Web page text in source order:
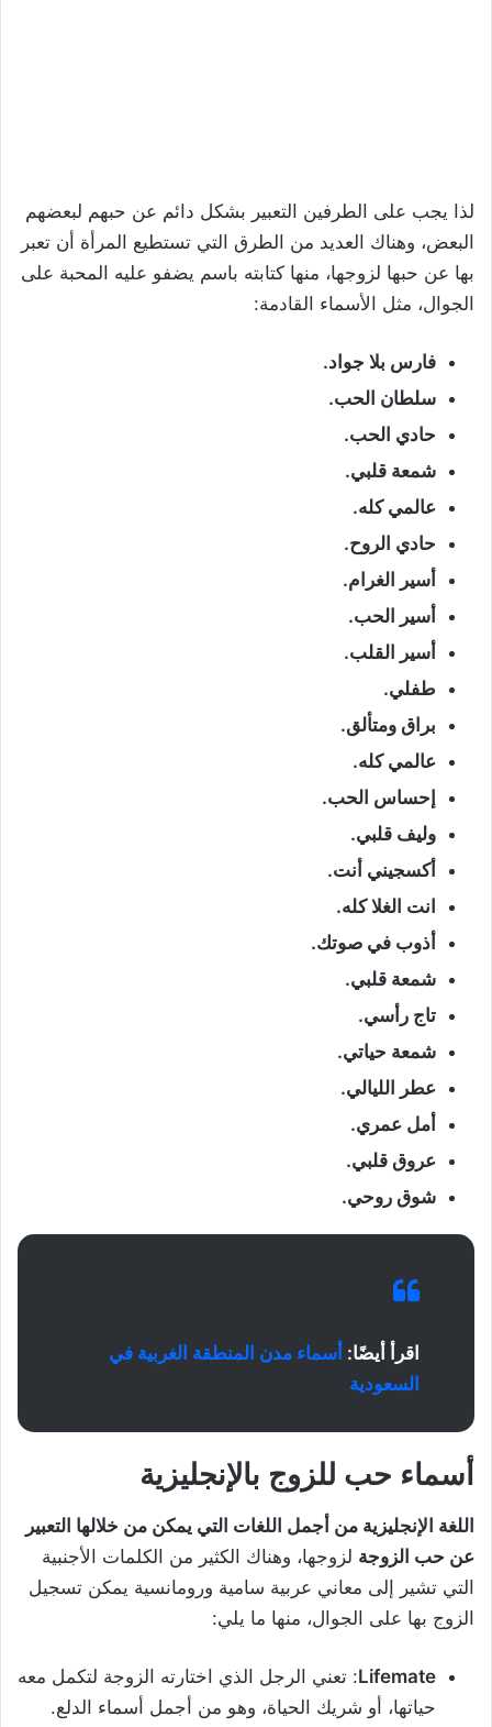
لذا يجب على الطرفين التعبير بشكل دائم عن حبهم لبعضهم
البعض، وهناك العديد من الطرق التي تستطيع المرأة أن تعبر
بها عن حبها لزوجها، منها كتابته باسم يضفو عليه المحبة على
الجوال، مثل الأسماء القادمة:
فارس بلا جواد.
سلطان الحب.
حادي الحب.
شمعة قلبي.
عالمي كله.
حادي الروح.
أسير الغرام.
أسير الحب.
أسير القلب.
طفلي.
براق ومتألق.
عالمي كله.
إحساس الحب.
وليف قلبي.
أكسجيني أنت.
انت الغلا كله.
أذوب في صوتك.
شمعة قلبي.
تاج رأسي.
شمعة حياتي.
عطر الليالي.
أمل عمري.
عروق قلبي.
شوق روحي.
اقرأ أيضًا: أسماء مدن المنطقة الغربية في
السعودية
أسماء حب للزوج بالإنجليزية
اللغة الإنجليزية من أجمل اللغات التي يمكن من خلالها التعبير
عن حب الزوجة لزوجها، وهناك الكثير من الكلمات الأجنبية
التي تشير إلى معاني عربية سامية ورومانسية يمكن تسجيل
الزوج بها على الجوال، منها ما يلي:
Lifemate: تعني الرجل الذي اختارته الزوجة لتكمل معه
حياتها، أو شريك الحياة، وهو من أجمل أسماء الدلع.